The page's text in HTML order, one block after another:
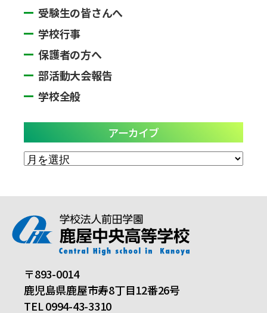
受験生の皆さんへ
学校行事
保護者の方へ
部活動大会報告
学校全般
アーカイブ
ア
ブ
〒893-0014
鹿児島県鹿屋市寿8丁目12番26号
TEL 0994-43-3310